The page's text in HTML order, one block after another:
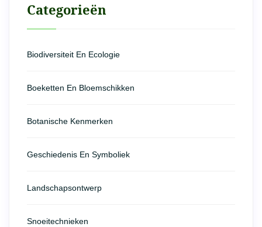
Categorieën
Biodiversiteit En Ecologie
Boeketten En Bloemschikken
Botanische Kenmerken
Geschiedenis En Symboliek
Landschapsontwerp
Snoeitechnieken